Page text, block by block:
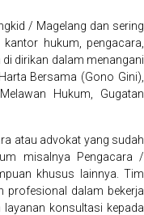
/ Magelang dan sering
hukum, pengacara,
dirikan dalam menangani
Bersama (Gono Gini),
Hukum, Gugatan
atau advokat yang sudah
misalnya Pengacara /
khusus lainnya. Tim
profesional dalam bekerja
konsultasi kepada